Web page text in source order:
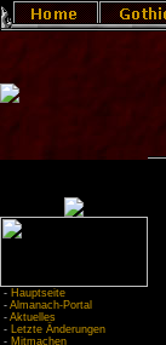
- Hauptseite
- Almanach-Portal
- Aktuelles
- Letzte Änderungen
- Mitmachen